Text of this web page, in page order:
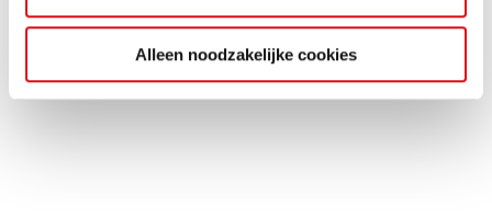
Alleen noodzakelijke cookies